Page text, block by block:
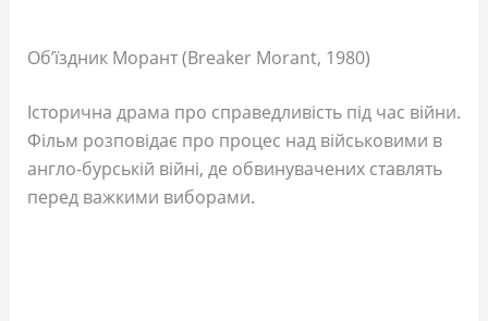
Об’їздник Морант (Breaker Morant, 1980)
Історична драма про справедливість під час війни.
Фільм розповідає про процес над військовими в
англо-бурській війні, де обвинувачених ставлять
перед важкими виборами.